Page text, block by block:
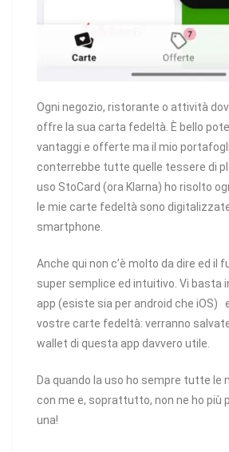
Ogni negozio, ristorante o attività
offre la sua carta fedeltà. È bello
vantaggi e offerte ma il mio
conterrebbe tutte quelle tessere di
uso StoCard (ora Klarna) ho risolto
le mie carte fedeltà sono
smartphone.
Anche qui non c’è molto da dire ed il
super semplice ed intuitivo. Vi basta
app (esiste sia per android che iOS)
vostre carte fedeltà: verranno
wallet di questa app davvero utile.
Da quando la uso ho sempre tutte le
con me e, soprattutto, non ne ho più
una!